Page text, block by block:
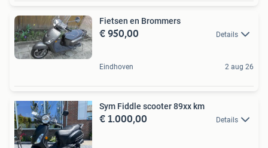
Fietsen en Brommers
€ 950,00 Details
Eindhoven 2 aug 26
Sym Fiddle scooter 89xx km
€ 1.000,00 Details